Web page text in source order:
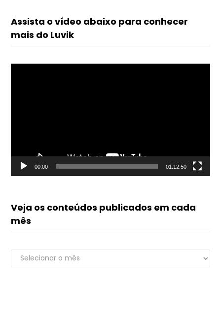
Renato do Luvik
Assista o vídeo abaixo para conhecer
mais do Luvik
00:00 01:12:50
Veja os conteúdos publicados em cada
mês
Veja
os